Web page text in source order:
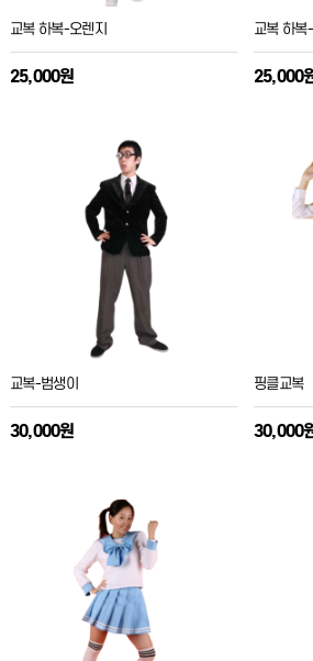
교복 하복-오렌지
25,000원
교복 하복
25,000
교복-범생이
30,000원
핑클교복
30,000